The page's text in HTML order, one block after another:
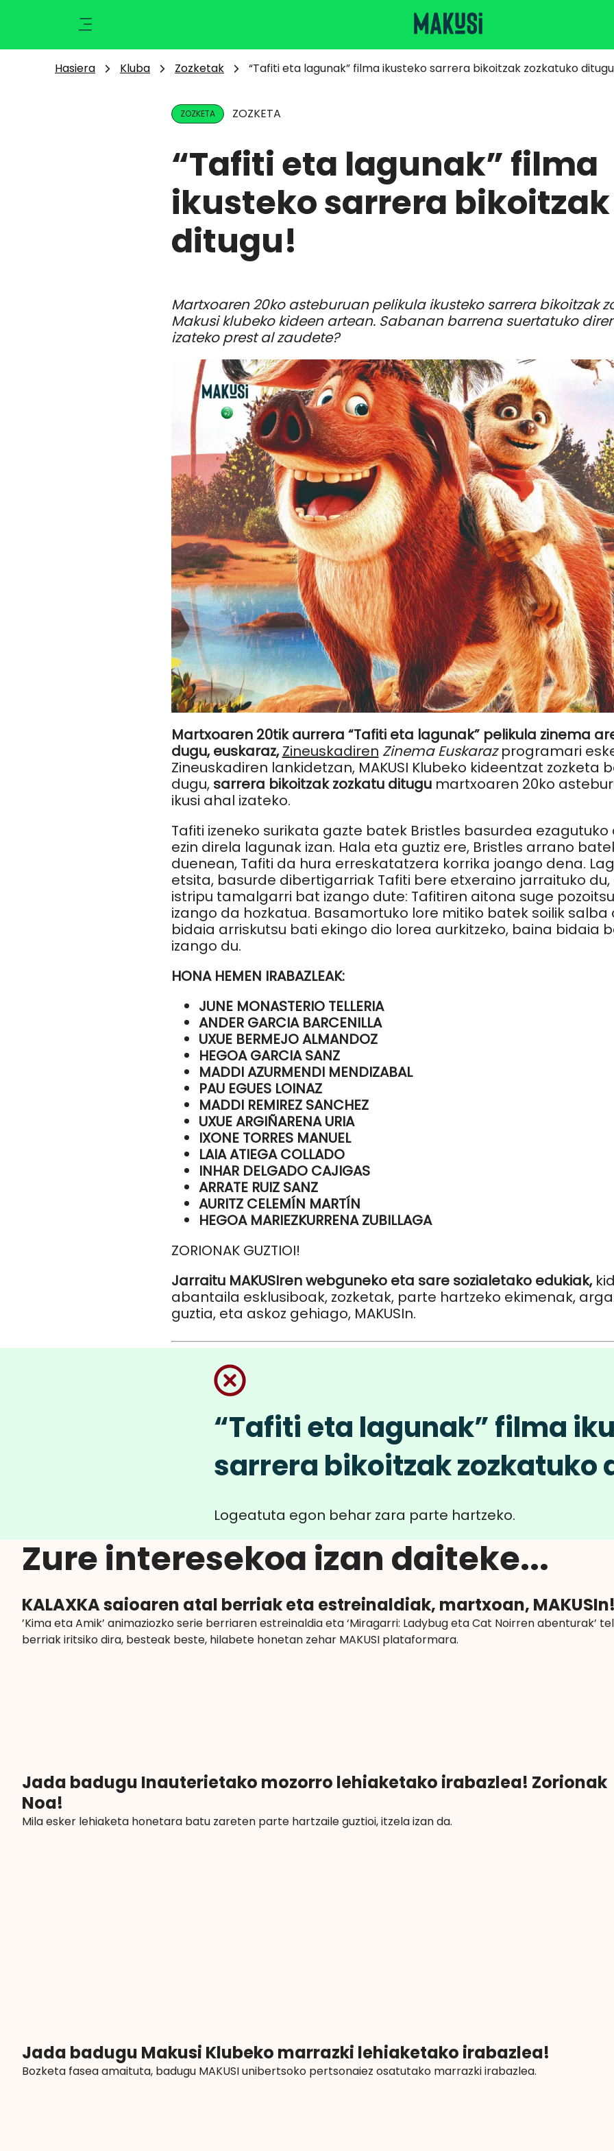
Eragiketaren emaitza
Hasiera Kluba Zozketak “Tafiti eta lagunak” filma ikusteko sarrera bikoitzak zozkatuko
ZOZKETA ZOZKETA
“Tafiti eta lagunak” filma
ikusteko sarrera
ditugu!
Martxoaren 20ko asteburuan pelikula ikusteko sarrera bikoitzak
Makusi klubeko kideen artean. Sabanan barrena suertatuko
izateko prest al zaudete?
Martxoaren 20tik aurrera “Tafiti eta lagunak” pelikula zinema
dugu, euskaraz,Zineuskadiren Zinema Euskarazprogramari
Zineuskadiren lankidetzan, MAKUSI Klubeko kideentzat zozketa
dugu, sarrera bikoitzak zozkatu ditugu martxoaren 20ko
ikusi ahal izateko.
Tafiti izeneko surikata gazte batek Bristles basurdea
ezin direla lagunak izan. Hala eta guztiz ere, Bristles arrano
duenean, Tafiti da hura erreskatatzera korrika joango dena.
etsita, basurde dibertigarriak Tafiti bere etxeraino jarraituko
istripu tamalgarri bat izango dute: Tafitiren aitona suge
izango da hozkatua. Basamortuko lore mitiko batek soilik salba
bidaia arriskutsu bati ekingo dio lorea aurkitzeko, baina bidaia
izango du.
HONA HEMEN IRABAZLEAK:
JUNE MONASTERIO TELLERIA
ANDER GARCIA BARCENILLA
UXUE BERMEJO ALMANDOZ
HEGOA GARCIA SANZ
MADDI AZURMENDI MENDIZABAL
PAU EGUES LOINAZ
MADDI REMIREZ SANCHEZ
UXUE ARGIÑARENA URIA
IXONE TORRES MANUEL
LAIA ATIEGA COLLADO
INHAR DELGADO CAJIGAS
ARRATE RUIZ SANZ
AURITZ CELEMÍN MARTÍN
HEGOA MARIEZKURRENA ZUBILLAGA
ZORIONAK GUZTIOI!
Jarraitu MAKUSIren webguneko eta sare sozialetako edukiak,
abantaila esklusiboak, zozketak, parte hartzeko ekimenak,
guztia, eta askoz gehiago, MAKUSIn.
“Tafiti eta lagunak” filma
sarrera bikoitzak zozkatuko
Logeatuta egon behar zara parte hartzeko.
Zure interesekoa izan daiteke...
KALAXKA saioaren atal berriak eta estreinaldiak, martxoan, MAKUSIn!
’Kima eta Amik’ animaziozko serie berriaren estreinaldia eta ‘Miragarri: Ladybug eta Cat Noirren abenturak’
berriak iritsiko dira, besteak beste, hilabete honetan zehar MAKUSI plataformara.
Jada badugu Inauterietako mozorro lehiaketako irabazlea! Zorionak
Noa!
Mila esker lehiaketa honetara batu zareten parte hartzaile guztioi, itzela izan da.
Jada badugu Makusi Klubeko marrazki lehiaketako irabazlea!
Bozketa fasea amaituta, badugu MAKUSI unibertsoko pertsonaiez osatutako marrazki irabazlea.